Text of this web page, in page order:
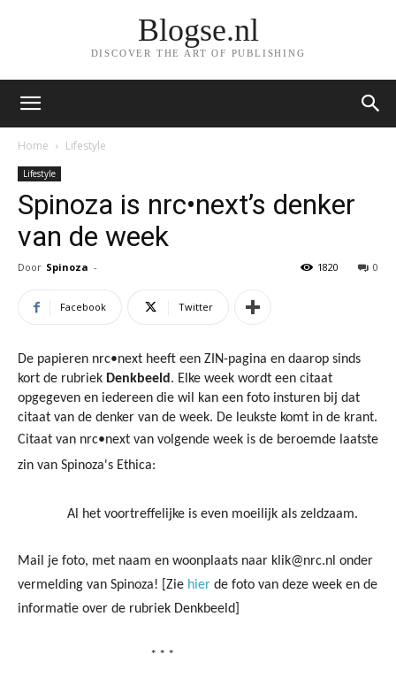
Blogse.nl
DISCOVER THE ART OF PUBLISHING
Home Lifestyle
Lifestyle
Spinoza is nrc•next’s denker
van de week
Door Spinoza - 0
1820
Facebook Twitter
De papieren nrc•next heeft een ZIN-pagina en daarop sinds
kort de rubriek Denkbeeld . Elke week wordt een citaat
opgegeven en iedereen die wil kan een foto insturen bij dat
citaat van de denker van de week. De leukste komt in de krant.
Citaat van nrc•next van volgende week is de beroemde laatste
zin van Spinoza's Ethica:
Al het voortreffelijke is even moeilijk als zeldzaam.
Mail je foto, met naam en woonplaats naar klik@nrc.nl onder
vermelding van Spinoza! [Zie hier de foto van deze week en de
informatie over de rubriek Denkbeeld]
* * *